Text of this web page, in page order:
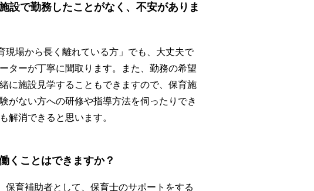
設で勤務したことがなく、不安がありま
場から長く離れている方」でも、大丈夫で
ターが丁寧に聞取ります。また、勤務の希望
に施設見学することもできますので、保育施
がない方への研修や指導方法を伺ったりでき
解消できると思います。
くことはできますか？
育補助者として、保育士のサポートをする